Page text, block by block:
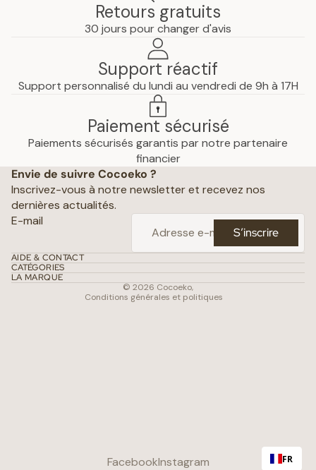
Retours gratuits
30 jours pour changer d'avis
Support réactif
Support personnalisé du lundi au vendredi de 9h à 17H
Paiement sécurisé
Paiements sécurisés garantis par notre partenaire
financier
Envie de suivre Cocoeko ?
Inscrivez-vous à notre newsletter et recevez nos
dernières actualités.
E-mail
S’inscrire
AIDE & CONTACT
CATÉGORIES
LA MARQUE
© 2026 Cocoeko,
Conditions générales et politiques
Mentions légales
Conditions générales de vente
Coordonnées
Conditions d’utilisation
FacebookInstagram FR